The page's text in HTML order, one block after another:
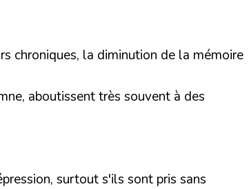
chroniques, la diminution de la mémoire
aboutissent très souvent à des
surtout s'ils sont pris sans